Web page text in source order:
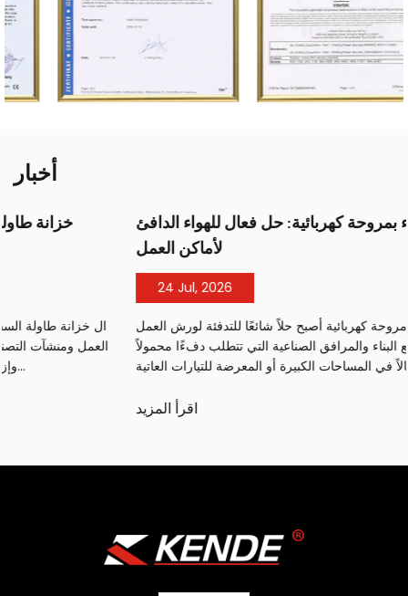
أخبار
سخان الهواء بمروحة كهربائية: حل فعال للهواء الدافئ
ال سخان الهواء مروحة كهربائية أصبح حلاً شائعًا للتدفئة لورش العمل
والمستودعات ومواقع البناء والمرافق الصناعية التي تتطلب دفءًا محمولاً
وفعالاً في المساحات الكبيرة أو المعرضة للتيارات العاتية...